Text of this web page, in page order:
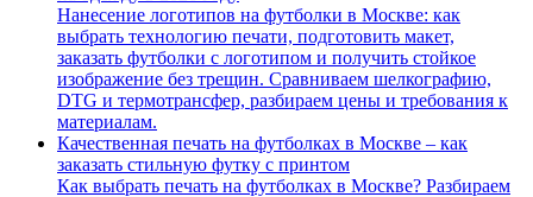
Нанесение логотипов на футболки в Москве: как
выбрать технологию печати, подготовить макет,
заказать футболки с логотипом и получить стойкое
изображение без трещин. Сравниваем шелкографию,
DTG и термотрансфер, разбираем цены и требования к
материалам.
Качественная печать на футболках в Москве – как
заказать стильную футку с принтом
Как выбрать печать на футболках в Москве? Разбираем